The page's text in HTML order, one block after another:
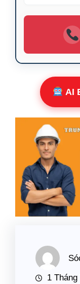
AI
1